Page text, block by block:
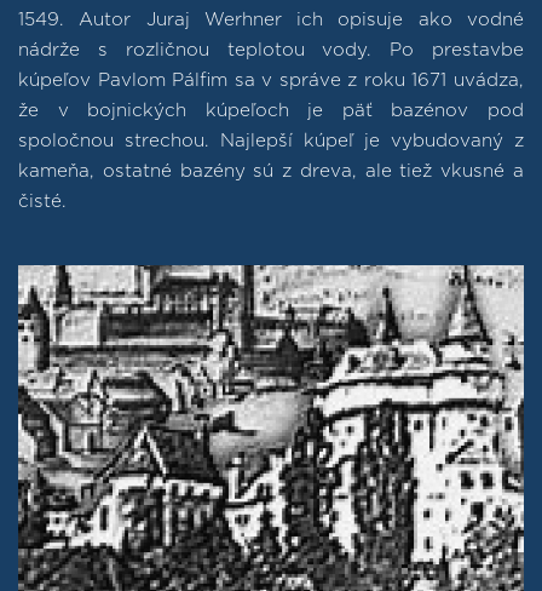
1549. Autor Juraj Werhner ich opisuje ako vodné
nádrže s rozličnou teplotou vody. Po prestavbe
kúpeľov Pavlom Pálfim sa v správe z roku 1671 uvádza,
že v bojnických kúpeľoch je päť bazénov pod
spoločnou strechou. Najlepší kúpeľ je vybudovaný z
kameňa, ostatné bazény sú z dreva, ale tiež vkusné a
čisté.